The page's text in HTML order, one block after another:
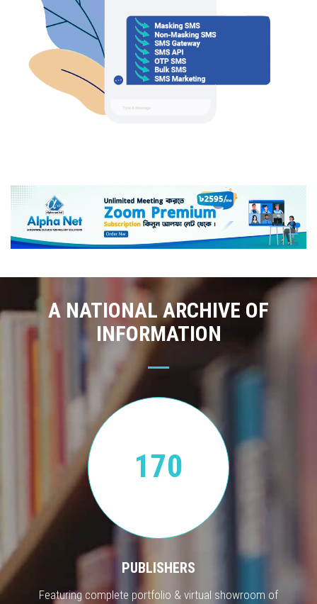
A NATIONAL ARCHIVE OF
INFORMATION
170
PUBLISHERS
Featuring complete portfolio & virtual showroom of